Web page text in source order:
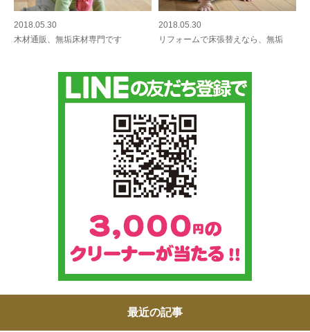
2018.05.30
木材通販、無垢床材専門です
2018.05.30
リフォームで床張替えなら、無垢
最近の記事